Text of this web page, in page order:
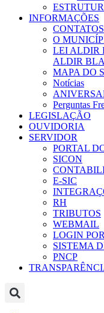
INFORMAÇÕES
CONTATOS
O
LEI ALDIR
ALDIR
MAPA DO
Notícias
Perguntas
LEGISLAÇÃO
OUVIDORIA
SERVIDOR
PORTAL
SICON
E-SIC
RH
TRIBUTOS
WEBMAIL
LOGIN
SISTEMA
PNCP